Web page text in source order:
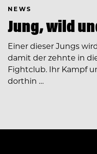
NEWS
Jung, wild
Einer dieser Jungs
damit der zehnte in
Fightclub. Ihr Kampf
dorthin …